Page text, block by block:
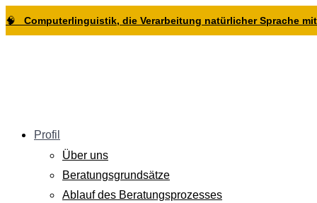
Zur
Hauptnavigation
Zum
Inhalt
Zum
Footer
🧠 Computerlinguistik, die Verarbeitung natürlicher Sprache
Profil
Über uns
Beratungsgrundsätze
Ablauf des Beratungsprozesses